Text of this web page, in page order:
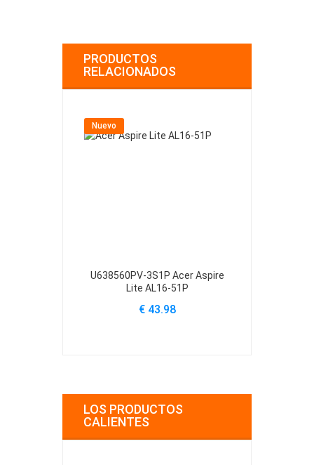
PRODUCTOS
RELACIONADOS
Nuevo
U638560PV-3S1P Acer Aspire
Lite AL16-51P
€ 43.98
LOS PRODUCTOS
CALIENTES